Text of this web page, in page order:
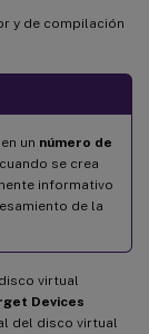
y de compilación
un número de
se crea
informativo
de la
virtual
Devices
del disco virtual